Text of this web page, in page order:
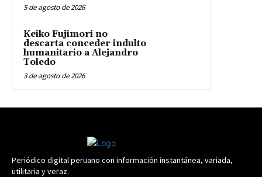
5 de agosto de 2026
Keiko Fujimori no
descarta conceder indulto
humanitario a Alejandro
Toledo
3 de agosto de 2026
Periódico digital peruano con información instantánea, variada,
utilitaria y veraz.